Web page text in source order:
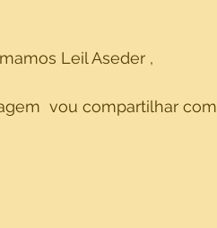
Leil Aseder ,
vou compartilhar